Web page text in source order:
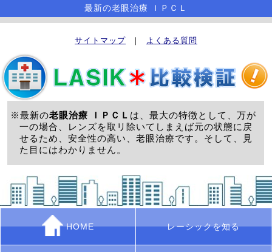
最新の老眼治療 ＩＰＣＬ
サイトマップ ｜ よくある質問
※最新の老眼治療 ＩＰＣＬ は、最大の特徴として、万が
一の場合、レンズを取リ除いてしまえば元の状態に戻
せるため、安全性の高い、老眼治療です。そして、見
た目にはわかりません。
HOME レーシックを知る